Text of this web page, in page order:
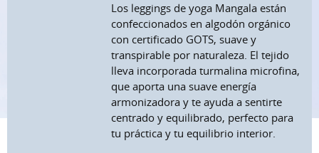
Los leggings de yoga Mangala están
confeccionados en algodón orgánico
con certificado GOTS, suave y
transpirable por naturaleza. El tejido
lleva incorporada turmalina microfina,
que aporta una suave energía
armonizadora y te ayuda a sentirte
centrado y equilibrado, perfecto para
tu práctica y tu equilibrio interior.